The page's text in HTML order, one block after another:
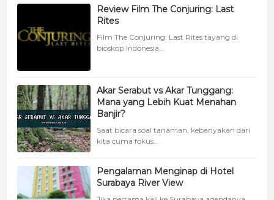
Review Film The Conjuring: Last
Rites
Film The Conjuring: Last Rites tayang di
bioskop Indonesia...
Akar Serabut vs Akar Tunggang:
Mana yang Lebih Kuat Menahan
Banjir?
Saat bicara soal tanaman, kebanyakan dari
kita cuma fokus...
Pengalaman Menginap di Hotel
Surabaya River View